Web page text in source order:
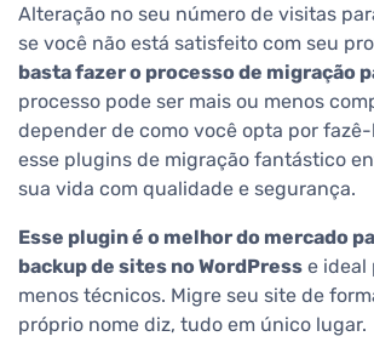
Alteração no seu número de visitas
se você não está satisfeito com seu
basta fazer o processo de migração
processo pode ser mais ou menos
depender de como você opta por fazê-
esse plugins de migração fantástico
sua vida com qualidade e segurança.
Esse plugin é o melhor do mercado
backup de sites no WordPress e ideal
menos técnicos. Migre seu site de
próprio nome diz, tudo em único lugar.